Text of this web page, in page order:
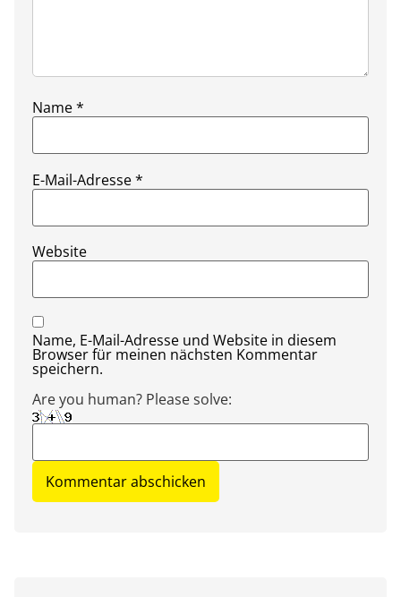
Name*
E-Mail-Adresse*
Website
Name, E-Mail-Adresse und Website in diesem
Browser für meinen nächsten Kommentar
speichern.
Are you human? Please solve: